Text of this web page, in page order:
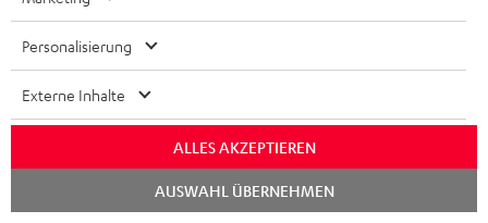
r
a
n
m
Kategorien
HEIMKINO-KOMPLETTANLAGEN
Teufel Onlineshops
Personalisierung
Externe Inhalte
ALLES AKZEPTIEREN
AUSWAHL ÜBERNEHMEN